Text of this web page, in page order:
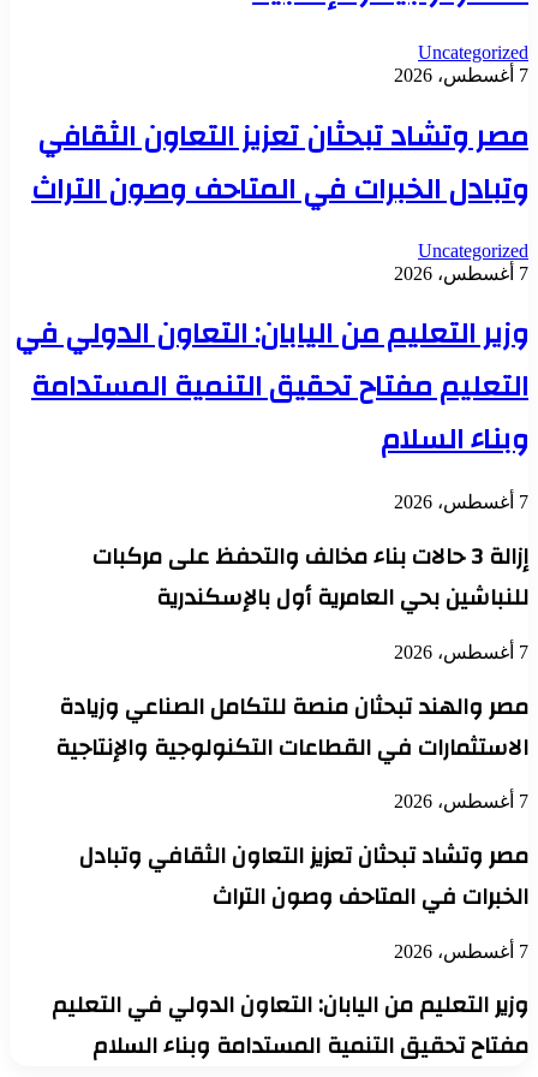
Uncategorized
7 أغسطس، 2026
مصر وتشاد تبحثان تعزيز التعاون الثقافي
وتبادل الخبرات في المتاحف وصون التراث
Uncategorized
7 أغسطس، 2026
وزير التعليم من اليابان: التعاون الدولي في
التعليم مفتاح تحقيق التنمية المستدامة
وبناء السلام
7 أغسطس، 2026
إزالة 3 حالات بناء مخالف والتحفظ على مركبات
للنباشين بحي العامرية أول بالإسكندرية
7 أغسطس، 2026
مصر والهند تبحثان منصة للتكامل الصناعي وزيادة
الاستثمارات في القطاعات التكنولوجية والإنتاجية
7 أغسطس، 2026
مصر وتشاد تبحثان تعزيز التعاون الثقافي وتبادل
الخبرات في المتاحف وصون التراث
7 أغسطس، 2026
وزير التعليم من اليابان: التعاون الدولي في التعليم
مفتاح تحقيق التنمية المستدامة وبناء السلام